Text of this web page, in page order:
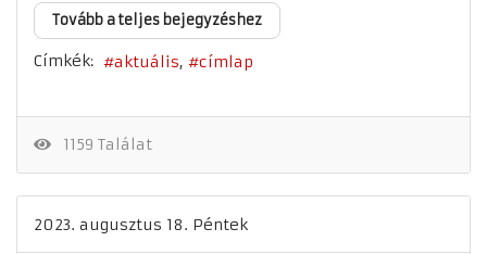
Tovább a teljes bejegyzéshez
Címkék: aktuális címlap
1159 Találat
2023. augusztus 18. Péntek